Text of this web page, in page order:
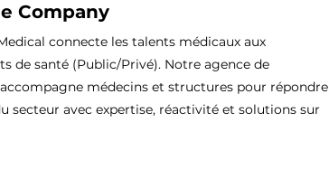
Company
connecte les talents médicaux aux
de santé (Public/Privé). Notre agence de
médecins et structures pour répondre
secteur avec expertise, réactivité et solutions sur